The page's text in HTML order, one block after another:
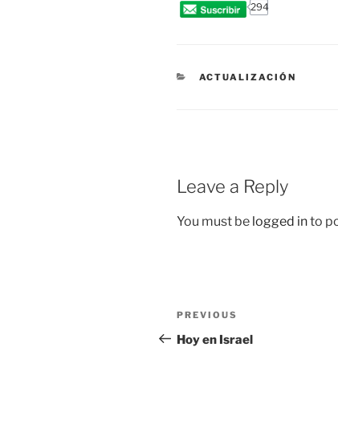
294
CATEGORIES
ACTUALIZACIÓN
Leave a Reply
You must be logged into
Post
navigation
Previous
Post
PREVIOUS
Hoy en Israel